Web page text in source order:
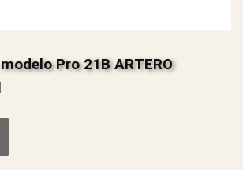
Pro 21B ARTERO